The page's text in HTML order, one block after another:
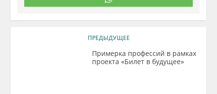
ПРЕДЫДУЩЕЕ
Примерка профессий в рамках
проекта «Билет в будущее»